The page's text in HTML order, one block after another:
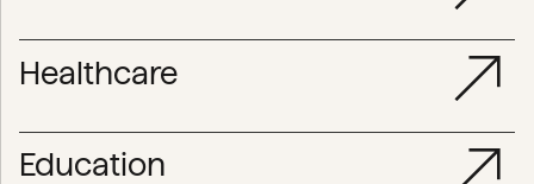
Healthcare
Education